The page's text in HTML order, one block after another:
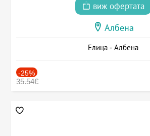
виж офертата
Албена
Елица - Албена
-25%
35.54€